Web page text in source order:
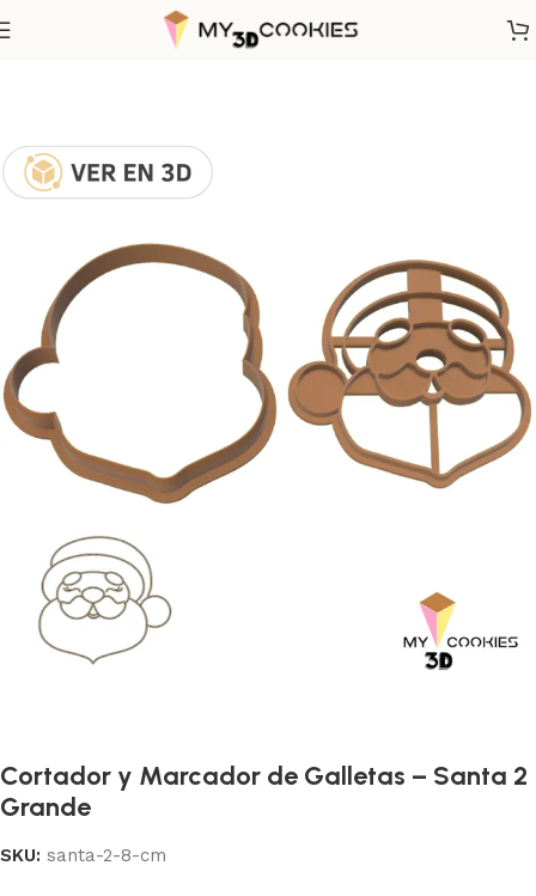
Fechas Calendarias Navidad
Cortador y Marcador de Galletas – Santa 2
Grande
SKU: santa-2-8-cm